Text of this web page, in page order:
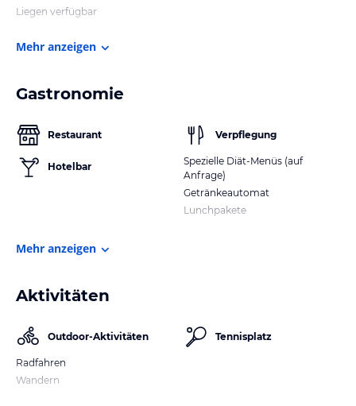
Liegen verfügbar
Mehr anzeigen
Gastronomie
Restaurant
Hotelbar
Verpflegung
Spezielle Diät-Menüs (auf
Anfrage)
Getränkeautomat
Lunchpakete
Mehr anzeigen
Aktivitäten
Outdoor-Aktivitäten
Radfahren
Wandern
Tennisplatz